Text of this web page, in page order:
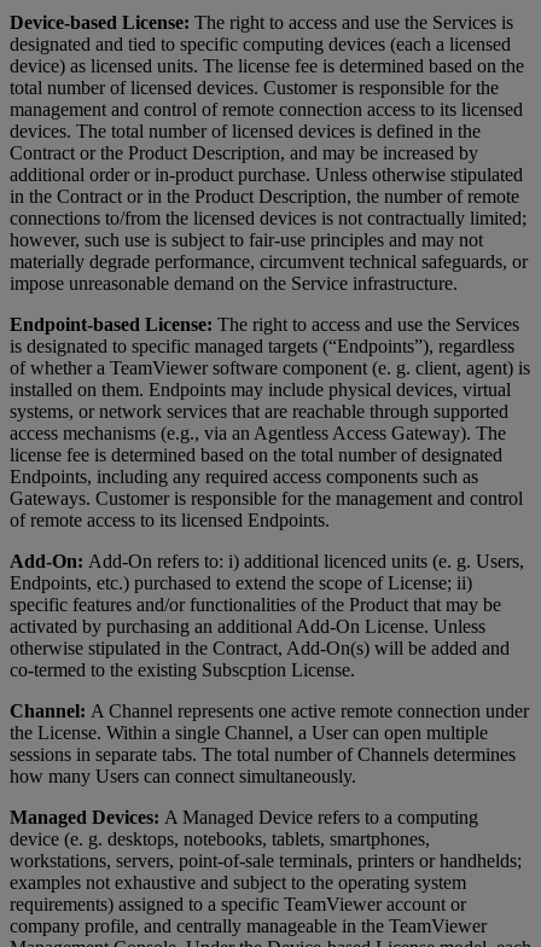
Device-based License: The right to access and use the Services is
designated and tied to specific computing devices (each a licensed
device) as licensed units. The license fee is determined based on the
total number of licensed devices. Customer is responsible for the
management and control of remote connection access to its licensed
devices. The total number of licensed devices is defined in the
Contract or the Product Description, and may be increased by
additional order or in-product purchase. Unless otherwise stipulated
in the Contract or in the Product Description, the number of remote
connections to/from the licensed devices is not contractually limited;
however, such use is subject to fair-use principles and may not
materially degrade performance, circumvent technical safeguards, or
impose unreasonable demand on the Service infrastructure.
Endpoint-based License: The right to access and use the Services
is designated to specific managed targets (“Endpoints”), regardless
of whether a TeamViewer software component (e. g. client, agent) is
installed on them. Endpoints may include physical devices, virtual
systems, or network services that are reachable through supported
access mechanisms (e.g., via an Agentless Access Gateway). The
license fee is determined based on the total number of designated
Endpoints, including any required access components such as
Gateways. Customer is responsible for the management and control
of remote access to its licensed Endpoints.
Add-On: Add-On refers to: i) additional licenced units (e. g. Users,
Endpoints, etc.) purchased to extend the scope of License; ii)
specific features and/or functionalities of the Product that may be
activated by purchasing an additional Add-On License. Unless
otherwise stipulated in the Contract, Add-On(s) will be added and
co-termed to the existing Subscption License.
Channel: A Channel represents one active remote connection under
the License. Within a single Channel, a User can open multiple
sessions in separate tabs. The total number of Channels determines
how many Users can connect simultaneously.
Managed Devices: A Managed Device refers to a computing
device (e. g. desktops, notebooks, tablets, smartphones,
workstations, servers, point-of-sale terminals, printers or handhelds;
examples not exhaustive and subject to the operating system
requirements) assigned to a specific TeamViewer account or
company profile, and centrally manageable in the TeamViewer